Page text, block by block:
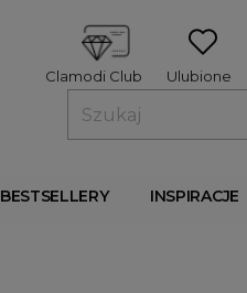
Ulubione
Clamodi Club
BESTSELLERY INSPIRACJE